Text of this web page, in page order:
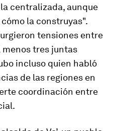
centralizada, aunque
la construyas".
tensiones entre
menos tres juntas
incluso quien habló
de las regiones en
coordinación entre